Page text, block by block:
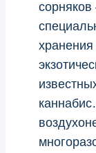
хранения